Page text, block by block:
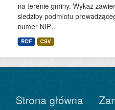
na terenie gminy. Wykaz
siedziby podmiotu
numer NIP...
RDF CSV
Strona główna